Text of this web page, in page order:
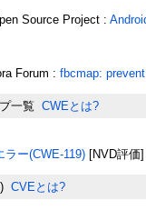
Source Project :
Forum : fbcmap:
一覧 CWEとは?
ラー(CWE-119) [NVD評価]
CVEとは?